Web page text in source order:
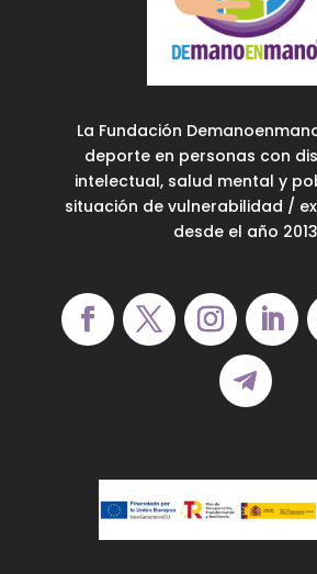
La Fundación
deporte en personas con
intelectual, salud mental y
situación de vulnerabilidad /
desde el año 2013